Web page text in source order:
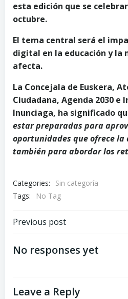
esta edición que se
octubre.
El tema central será el
digital en la educación y la
afecta.
La Concejala de Euskera,
Ciudadana, Agenda 2030 e
Inunciaga, ha significado
estar preparadas para
oportunidades que ofrece
también para abordar los
Categories:
Sin categoría
Tags:
No Tag
Post
navigation
Previous post
No responses yet
Leave a Reply